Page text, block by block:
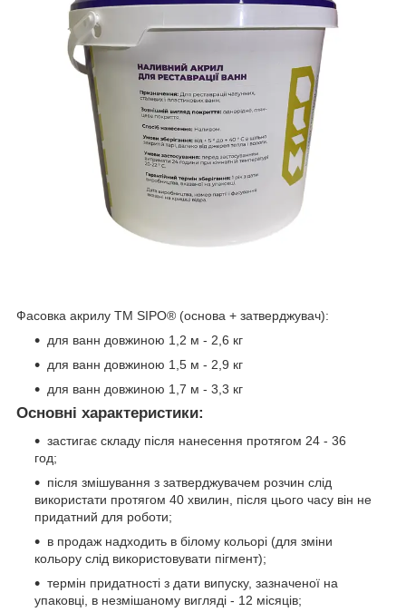
Фасовка акрилу ТМ SIPO® (основа + затверджувач):
для ванн довжиною 1,2 м - 2,6 кг
для ванн довжиною 1,5 м - 2,9 кг
для ванн довжиною 1,7 м - 3,3 кг
Основні характеристики:
застигає складу після нанесення протягом 24 - 36
год;
після змішування з затверджувачем розчин слід
використати протягом 40 хвилин, після цього часу він не
придатний для роботи;
в продаж надходить в білому кольорі (для зміни
кольору слід використовувати пігмент);
термін придатності з дати випуску, зазначеної на
упаковці, в незмішаному вигляді - 12 місяців;